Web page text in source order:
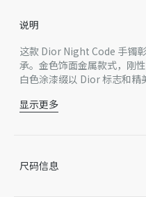
说明
这款 Dior Night Code 手镯
承。金色饰面金属款式，刚
白色涂漆缀以 Dior 标志和
晶体
奶白色涂漆
金色饰面金属
显示更多
尺码信息